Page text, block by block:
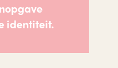
identiteit.